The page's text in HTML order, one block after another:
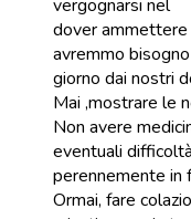
vergognarsi nel
dover ammettere
avremmo
giorno dai nostri
Mai ,mostrare le
Non avere
eventuali
perennemente in
Ormai, fare